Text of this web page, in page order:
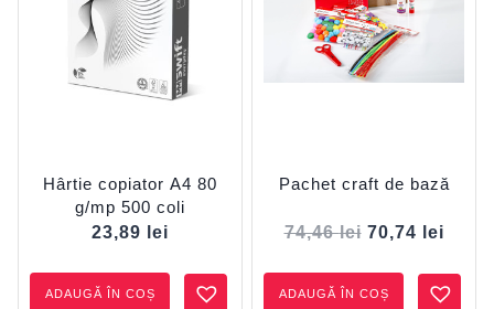
Hârtie copiator A4 80
g/mp 500 coli
23,89
lei
ADAUGĂ ÎN COȘ
Pachet craft de bază
74,46lei 70,74 lei
ADAUGĂ ÎN COȘ